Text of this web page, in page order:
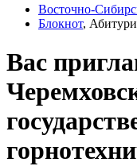
Восточно-
Блокнот,
Вас